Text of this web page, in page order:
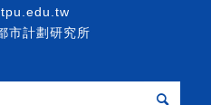
市計劃研究所